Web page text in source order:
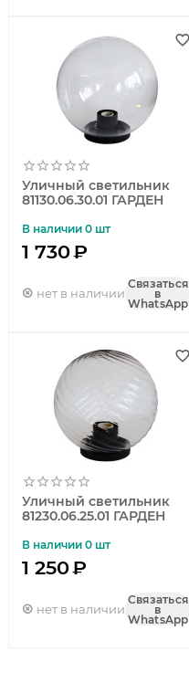
Уличный светильник
81130.06.30.01 ГАРДЕН
В наличии 0 шт
1 730₽
нет в наличии
Связаться
в
WhatsApp
Уличный светильник
81230.06.25.01 ГАРДЕН
В наличии 0 шт
1 250₽
нет в наличии
Связаться
в
WhatsApp